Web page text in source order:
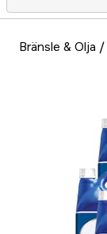
Bränsle & Olja /